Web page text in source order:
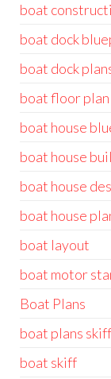
boat
boat dock
boat dock
boat floor plan
boat house
boat house
boat house
boat house
boat layout
boat motor
Boat Plans
boat plans skiff
boat skiff